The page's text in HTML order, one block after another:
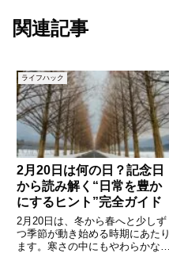
関連記事
ライフハック
2月20日は何の日？記念日
から読み解く“日常を豊か
にするヒント”完全ガイド
2月20日は、冬から春へと少しず
つ季節が動き始める時期にあたり
ます。寒さの中にもやわらかな光